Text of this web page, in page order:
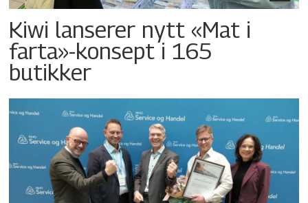
Kiwi lanserer nytt «Mat i
farta»-konsept i 165
butikker